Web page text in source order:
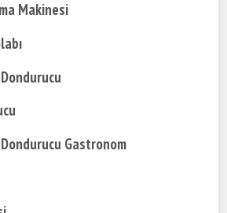
Makinesi
Gastronom